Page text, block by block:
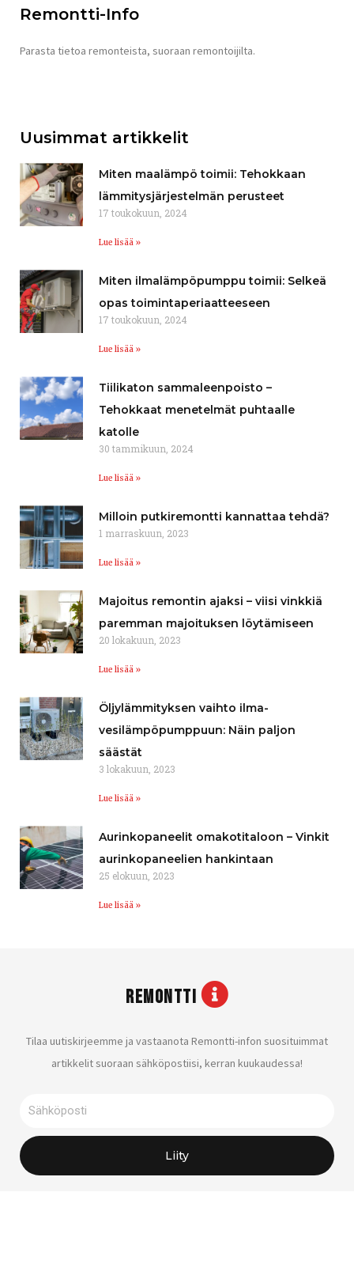
Remontti-Info
Parasta tietoa remonteista, suoraan remontoijilta.
Uusimmat artikkelit
Miten maalämpö toimii: Tehokkaan
lämmitysjärjestelmän perusteet
17 toukokuun, 2024
Lue lisää »
Miten ilmalämpöpumppu toimii: Selkeä
opas toimintaperiaatteeseen
17 toukokuun, 2024
Lue lisää »
Tiilikaton sammaleenpoisto –
Tehokkaat menetelmät puhtaalle
katolle
30 tammikuun, 2024
Lue lisää »
Milloin putkiremontti kannattaa tehdä?
1 marraskuun, 2023
Lue lisää »
Majoitus remontin ajaksi – viisi vinkkiä
paremman majoituksen löytämiseen
20 lokakuun, 2023
Lue lisää »
Öljylämmityksen vaihto ilma-
vesilämpöpumppuun: Näin paljon
säästät
3 lokakuun, 2023
Lue lisää »
Aurinkopaneelit omakotitaloon – Vinkit
aurinkopaneelien hankintaan
25 elokuun, 2023
Lue lisää »
REMONTTI
Tilaa uutiskirjeemme ja vastaanota Remontti-infon suosituimmat
artikkelit suoraan sähköpostiisi, kerran kuukaudessa!
Sähköposti
Liity